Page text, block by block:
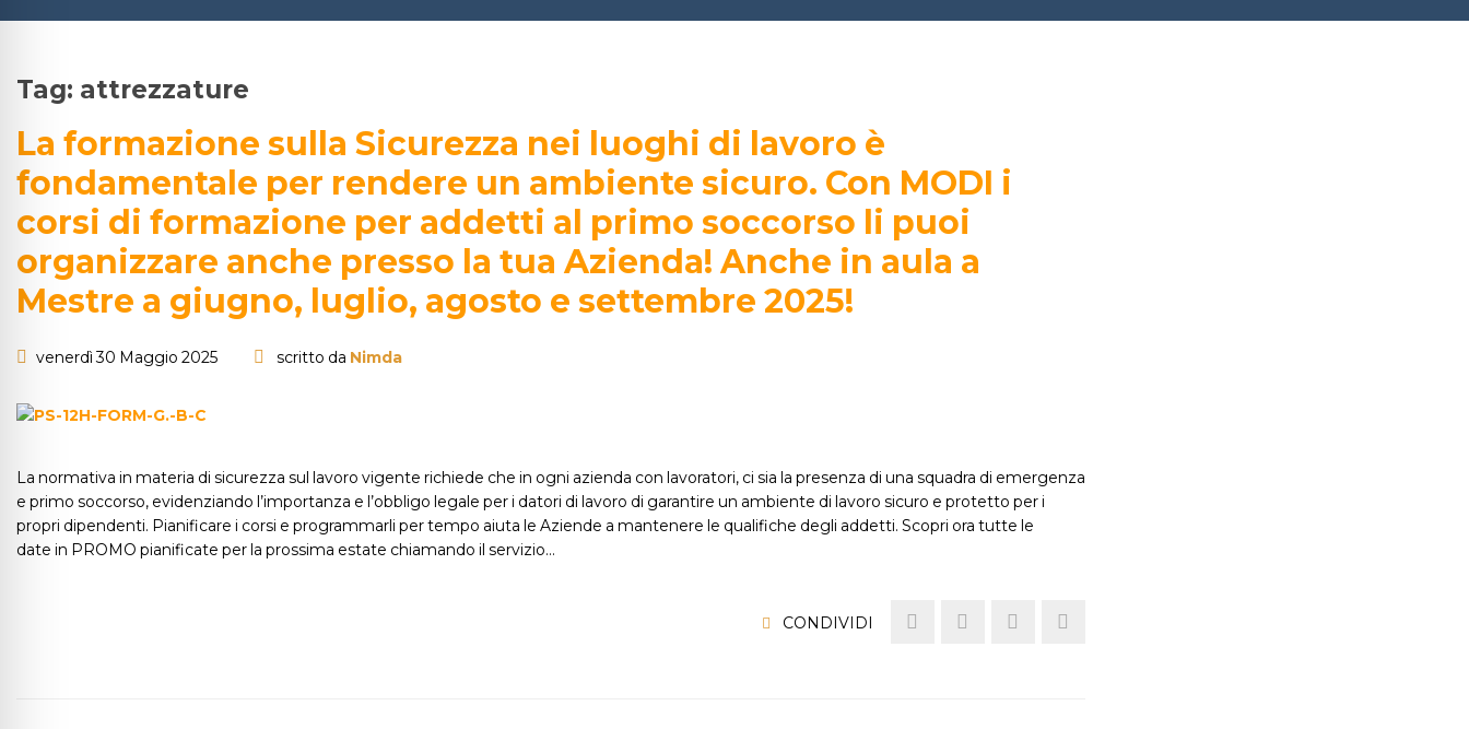
Tag: attrezzature
La formazione sulla Sicurezza nei luoghi di lavoro è
fondamentale per rendere un ambiente sicuro. Con MODI i
corsi di formazione per addetti al primo soccorso li puoi
organizzare anche presso la tua Azienda! Anche in aula a
Mestre a giugno, luglio, agosto e settembre 2025!
venerdì 30 Maggio 2025 scritto da Nimda
La normativa in materia di sicurezza sul lavoro vigente richiede che in ogni azienda con lavoratori, ci sia la presenza di una squadra di emergenza
e primo soccorso, evidenziando l’importanza e l’obbligo legale per i datori di lavoro di garantire un ambiente di lavoro sicuro e protetto per i
propri dipendenti. Pianificare i corsi e programmarli per tempo aiuta le Aziende a mantenere le qualifiche degli addetti. Scopri ora tutte le
date in PROMO pianificate per la prossima estate chiamando il servizio…
CONDIVIDI